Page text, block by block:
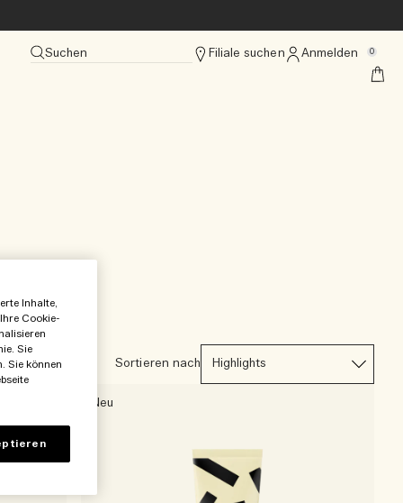
Suchen Filiale suchen Anmelden 0
Sortieren nach
Neu
Inhalte,
Cookie-
Sie
Sie können